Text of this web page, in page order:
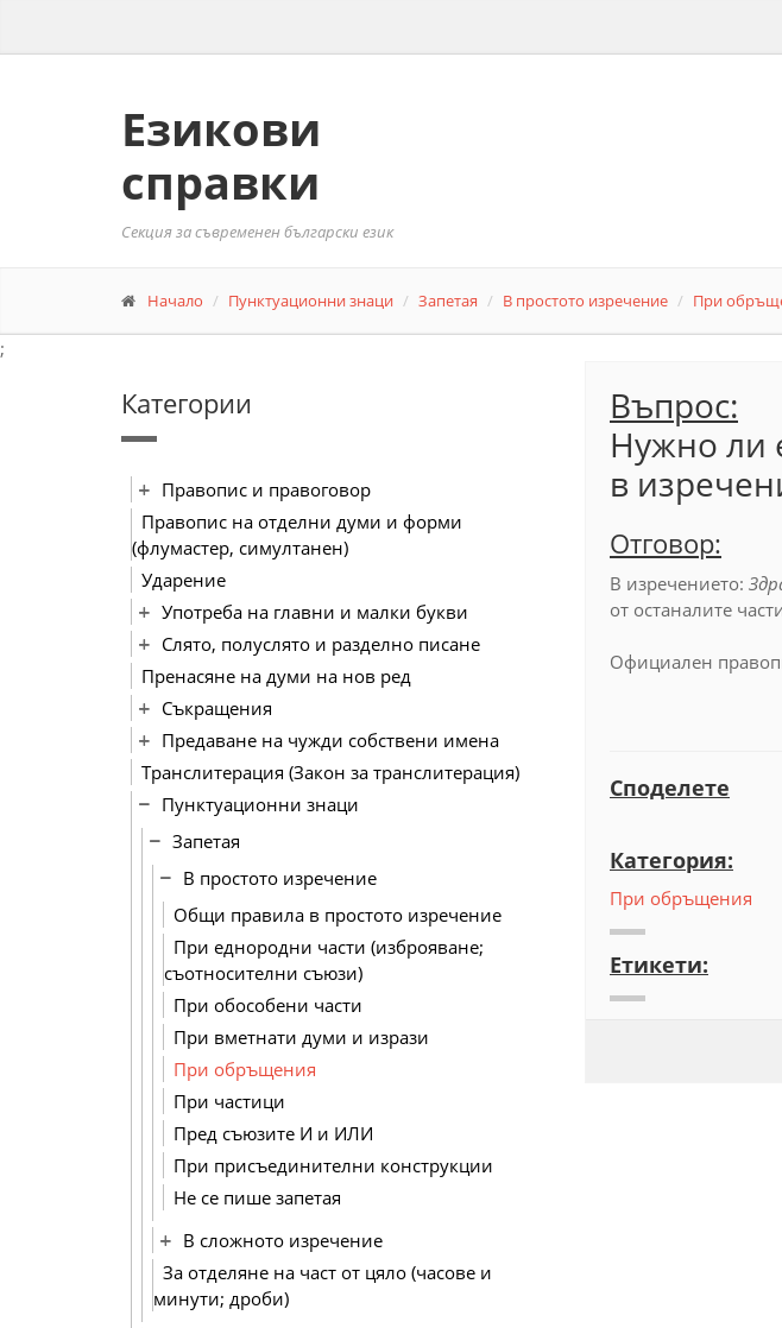
Езикови
справки
Секция за съвременен български език
Начало Пунктуационни знаци Запетая В простото изречение При
;
Категории
Правопис и правоговор
Правопис на отделни думи и форми
(флумастер, симултанен)
Ударение
Употреба на главни и малки букви
Слято, полуслято и разделно писане
Пренасяне на думи на нов ред
Съкращения
Предаване на чужди собствени имена
Транслитерация (Закон за транслитерация)
Пунктуационни знаци
Запетая
В простото изречение
Общи правила в простото изречение
При еднородни части (изброяване;
съотносителни съюзи)
При обособени части
При вметнати думи и изрази
При обръщения
При частици
Пред съюзите И и ИЛИ
При присъединителни конструкции
Не се пише запетая
В сложното изречение
За отделяне на част от цяло (часове и
минути; дроби)
Въпрос:
Нужно ли
в
Отговор:
В изречението:
от останалите
Официален
Споделете
Категория:
При обръщения
Етикети: